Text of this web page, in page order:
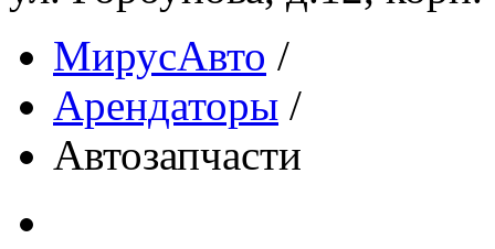
МирусАвто /
Арендаторы /
Автозапчасти